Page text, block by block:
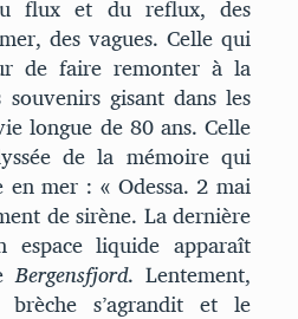
flux et du reflux, des
des vagues. Celle qui
de faire remonter à la
souvenirs gisant dans les
longue de 80 ans. Celle
de la mémoire qui
en mer : « Odessa. 2 mai
de sirène. La dernière
espace liquide apparaît
Bergensfjord. Lentement,
s’agrandit et le